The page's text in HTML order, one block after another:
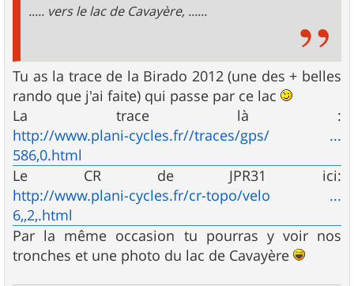
..... vers le lac de Cavayère, ......
Tu as la trace de la Birado 2012 (une des + belles
rando que j'ai faite) qui passe par ce lac
La trace là :
http://www.plani-cycles.fr//traces/gps/ ...
586,0.html
Le CR de JPR31 ici:
http://www.plani-cycles.fr/cr-topo/velo ...
6,,2,.html
Par la même occasion tu pourras y voir nos
tronches et une photo du lac de Cavayère